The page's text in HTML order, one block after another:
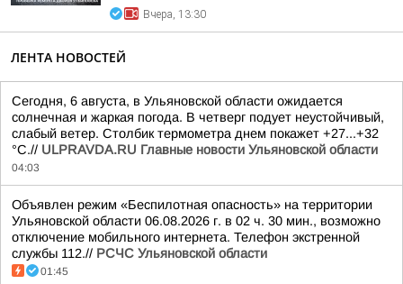
Вчера, 13:30
ЛЕНТА НОВОСТЕЙ
Сегодня, 6 августа, в Ульяновской области ожидается
солнечная и жаркая погода. В четверг подует неустойчивый,
слабый ветер. Столбик термометра днем покажет +27...+32
°C.// ULPRAVDA.RU Главные новости Ульяновской области
04:03
Объявлен режим «Беспилотная опасность» на территории
Ульяновской области 06.08.2026 г. в 02 ч. 30 мин., возможно
отключение мобильного интернета. Телефон экстренной
службы 112.// РСЧС Ульяновской области
01:45